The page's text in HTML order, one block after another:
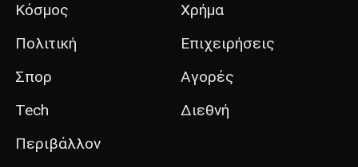
Κόσμος
Πολιτική
Σπορ
Tech
Περιβάλλον
Χρήμα
Επιχειρήσεις
Αγορές
Διεθνή